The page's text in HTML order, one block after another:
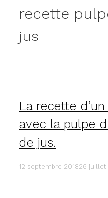
recette
jus
La recette
avec la pulpe
de jus.
12 septembre 201826 juillet